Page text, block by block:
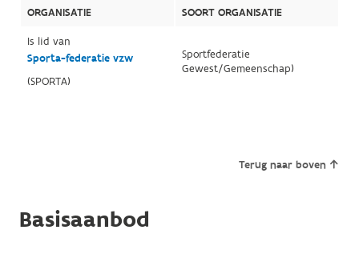
ORGANISATIE
SOORT ORGANISATIE
Is lid van
Sporta-federatie vzw
(SPORTA)
Sportfederatie
Gewest/Gemeenschap)
Terug naar boven
Basisaanbod